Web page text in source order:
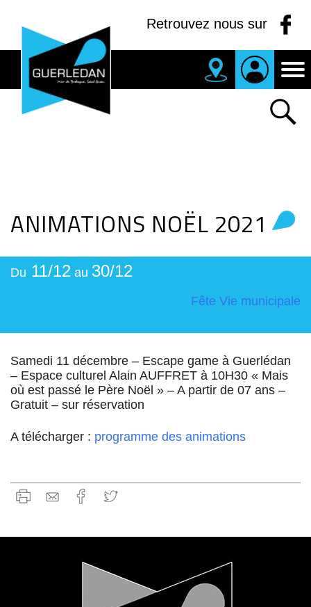
Retrouvez nous sur
ANIMATIONS NOËL 2021
Du 11/12 au 30/12
Fête Vie municipale
Samedi 11 décembre – Escape game à Guerlédan
– Espace culturel Alain AUFFRET à 10H30 « Mais
où est passé le Père Noël » – A partir de 07 ans –
Gratuit – sur réservation
A télécharger : programme des animations